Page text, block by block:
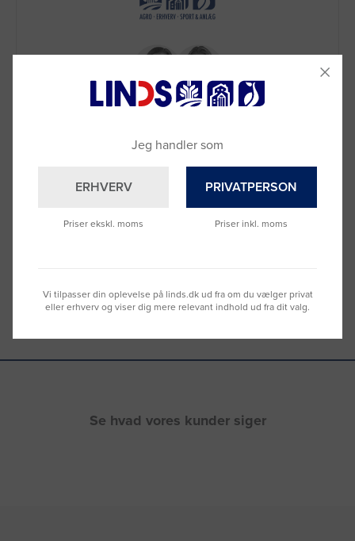
Brug for hjælp?
Ring til os på
9992 0233
Du kan også kontakte din lokale sælger
Se hvad vores kunder siger
Jeg handler som
ERHVERV
Priser ekskl. moms
PRIVATPERSON
Priser inkl. moms
Vi tilpasser din oplevelse på linds.dk ud fra om du vælger privat
eller erhverv og viser dig mere relevant indhold ud fra dit valg.